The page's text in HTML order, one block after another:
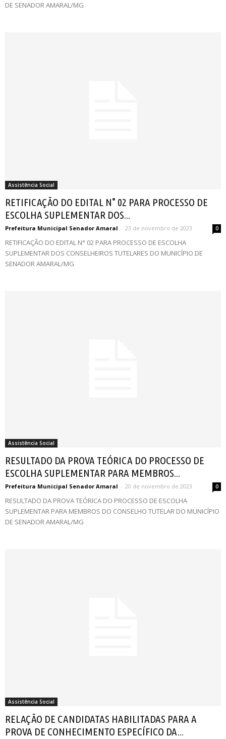
DE SENADOR AMARAL/MG
Assistência Social
RETIFICAÇÃO DO EDITAL N° 02 PARA PROCESSO DE
ESCOLHA SUPLEMENTAR DOS...
Prefeitura Municipal Senador Amaral - 23 de novembro de 2023 0
RETIFICAÇÃO DO EDITAL N° 02 PARA PROCESSO DE ESCOLHA
SUPLEMENTAR DOS CONSELHEIROS TUTELARES DO MUNICÍPIO DE
SENADOR AMARAL/MG
Assistência Social
RESULTADO DA PROVA TEÓRICA DO PROCESSO DE
ESCOLHA SUPLEMENTAR PARA MEMBROS...
Prefeitura Municipal Senador Amaral - 20 de novembro de 2023 0
RESULTADO DA PROVA TEÓRICA DO PROCESSO DE ESCOLHA
SUPLEMENTAR PARA MEMBROS DO CONSELHO TUTELAR DO MUNICÍPIO
DE SENADOR AMARAL/MG
Assistência Social
RELAÇÃO DE CANDIDATAS HABILITADAS PARA A
PROVA DE CONHECIMENTO ESPECÍFICO DA...